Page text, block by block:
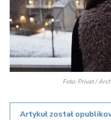
Foto: Privat /
Artykuł został